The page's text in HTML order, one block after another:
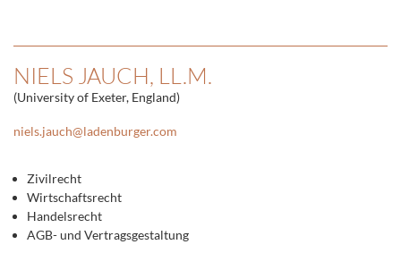
NIELS JAUCH, LL.M.
(University of Exeter, England)
niels.jauch@ladenburger.com
Zivilrecht
Wirtschaftsrecht
Handelsrecht
AGB- und Vertragsgestaltung